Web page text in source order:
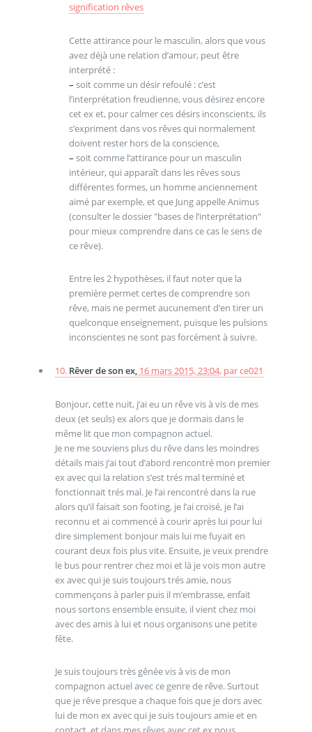
signification rêves
Cette attirance pour le masculin, alors que vous
avez déjà une relation d’amour, peut être
interprété :
– soit comme un désir refoulé : c’est
l’interprétation freudienne, vous désirez encore
cet ex et, pour calmer ces désirs inconscients, ils
s’expriment dans vos rêves qui normalement
doivent rester hors de la conscience,
– soit comme l’attirance pour un masculin
intérieur, qui apparaît dans les rêves sous
différentes formes, un homme anciennement
aimé par exemple, et que Jung appelle Animus
(consulter le dossier "bases de l’interprétation"
pour mieux comprendre dans ce cas le sens de
ce rêve).
Entre les 2 hypothèses, il faut noter que la
première permet certes de comprendre son
rêve, mais ne permet aucunement d’en tirer un
quelconque enseignement, puisque les pulsions
inconscientes ne sont pas forcément à suivre.
10. Rêver de son ex, 16 mars 2015, 23:04, parce021
Bonjour, cette nuit, j’ai eu un rêve vis à vis de mes
deux (et seuls) ex alors que je dormais dans le
même lit que mon compagnon actuel.
Je ne me souviens plus du rêve dans les moindres
détails mais j’ai tout d’abord rencontré mon premier
ex avec qui la relation s’est trés mal terminé et
fonctionnait trés mal. Je l’ai rencontré dans la rue
alors qu’il faisait son footing, je l’ai croisé, je l’ai
reconnu et ai commencé à courir après lui pour lui
dire simplement bonjour mais lui me fuyait en
courant deux fois plus vite. Ensuite, je veux prendre
le bus pour rentrer chez moi et là je vois mon autre
ex avec qui je suis toujours trés amie, nous
commençons à parler puis il m’embrasse, enfait
nous sortons ensemble ensuite, il vient chez moi
avec des amis à lui et nous organisons une petite
fête.
Je suis toujours très gênée vis à vis de mon
compagnon actuel avec ce genre de rêve. Surtout
que je rêve presque a chaque fois que je dors avec
lui de mon ex avec qui je suis toujours amie et en